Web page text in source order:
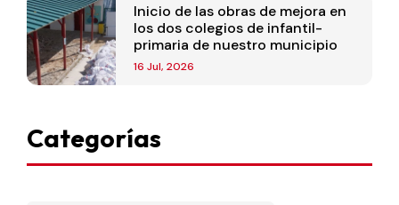
Inicio de las obras de mejora en
los dos colegios de infantil-
primaria de nuestro municipio
16 Jul, 2026
Categorías